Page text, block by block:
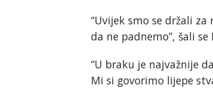
“Uvijek smo se držali
da ne padnemo”, šali se
“U braku je najvažnije
Mi si govorimo lijepe